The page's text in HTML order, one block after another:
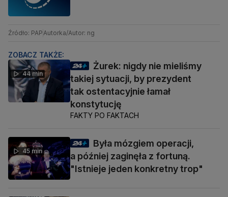
Źródło: PAP Autorka/Autor: ng
ZOBACZ TAKŻE:
44 min
Żurek: nigdy nie mieliśmy
takiej sytuacji, by prezydent
tak ostentacyjnie łamał
konstytucję
FAKTY PO FAKTACH
45 min
Była mózgiem operacji,
a później zaginęła z fortuną.
"Istnieje jeden konkretny trop"